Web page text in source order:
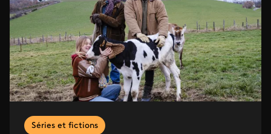
Séries et fictions